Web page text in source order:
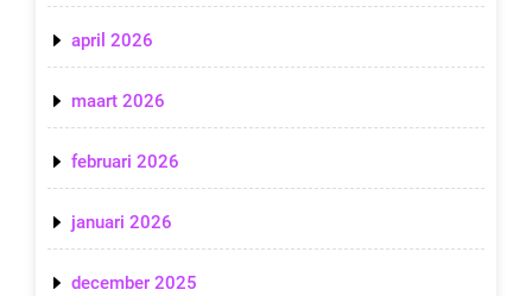
april 2026
maart 2026
februari 2026
januari 2026
december 2025